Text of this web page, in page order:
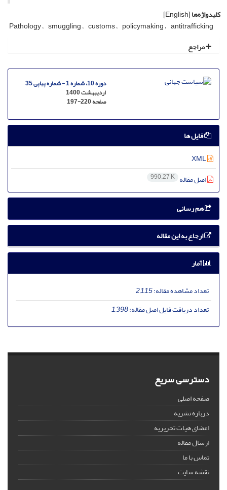
کلیدواژه‌ها[English]
Pathology smuggling customs policymaking antitrafficking
مراجع
دوره 10، شماره 1 - شماره پیاپی 35
اردیبهشت 1400
صفحه197-220
فایل ها
اصل مقاله 990.27 K
هم رسانی
ارجاع به این مقاله
آمار
تعداد مشاهده مقاله:2,115
تعداد دریافت فایل اصل مقاله:1,398
دسترسی سریع
صفحه اصلی
درباره نشریه
اعضای هیات تحریریه
ارسال مقاله
تماس با ما
نقشه سایت